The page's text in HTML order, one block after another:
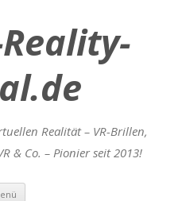
Realität – VR-Brillen,
& Co. – Pionier seit 2013!
Zum